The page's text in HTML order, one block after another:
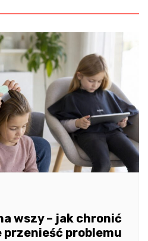
wszy – jak chronić
problemu